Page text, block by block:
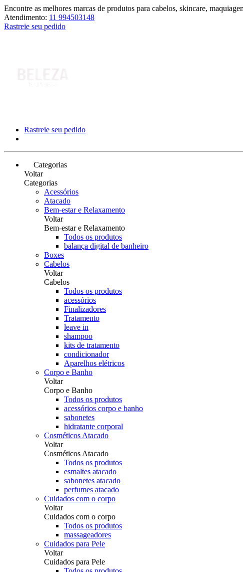
Encontre as melhores marcas de produtos para cabelos, skincare,
Atendimento: 11 994503148
Rastreie seu pedido
Rastreie seu pedido
Categorias
Voltar
Categorias
Acessórios
Atacado
Bem-estar e Relaxamento
Voltar
Bem-estar e Relaxamento
Todos os produtos
balança digital de banheiro
Boxes
Cabelos
Voltar
Cabelos
Todos os produtos
acessórios
Finalizadores
Tratamento
leave in
shampoo
kits de tratamento
condicionador
Aparelhos elétricos
Corpo e Banho
Voltar
Corpo e Banho
Todos os produtos
acessórios corpo e banho
sabonetes
hidratante corporal
Cosméticos Atacado
Voltar
Cosméticos Atacado
Todos os produtos
esmaltes atacado
sabonetes atacado
perfumes atacado
Cuidados com o corpo
Voltar
Cuidados com o corpo
Todos os produtos
massageadores
Cuidados para Pele
Voltar
Cuidados para Pele